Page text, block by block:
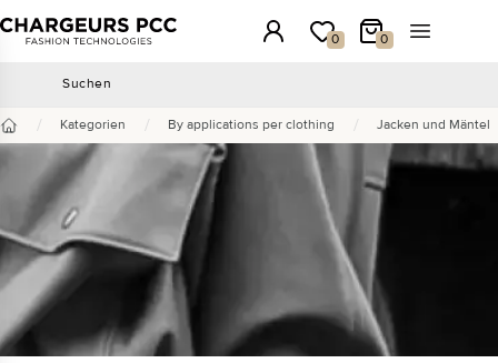
Chargeurs PCC Anmeldung
0
Meine Wunschliste
0
Mein Warenkorb
Menü
Suchen
Startseite
/ Kategorien / By applications per clothing / Jacken und Mäntel